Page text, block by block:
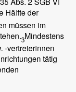
Hälfte der
müssen im
3Mindestens
-vertreterinnen
tätig